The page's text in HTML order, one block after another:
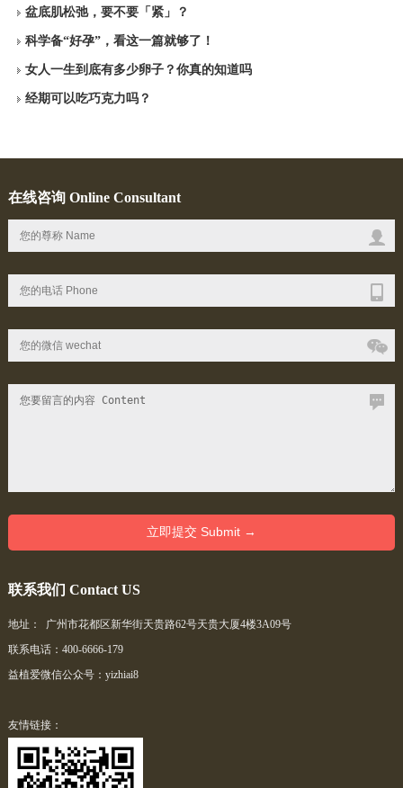
盆底肌松弛，要不要「紧」？
科学备“好孕”，看这一篇就够了！
女人一生到底有多少卵子？你真的知道吗
经期可以吃巧克力吗？
在线咨询 Online Consultant
联系我们 Contact US
地址： 广州市花都区新华街天贵路62号天贵大厦4楼3A09号
联系电话：400-6666-179
益植爱微信公众号：yizhiai8
友情链接：